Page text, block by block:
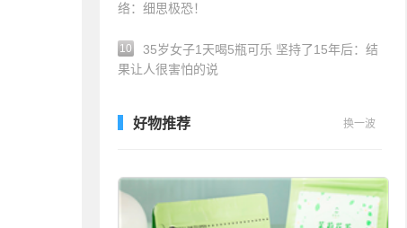
络：细思极恐！
10
35岁女子1天喝5瓶可乐 坚持了15年后：结
果让人很害怕的说
好物推荐 换一波